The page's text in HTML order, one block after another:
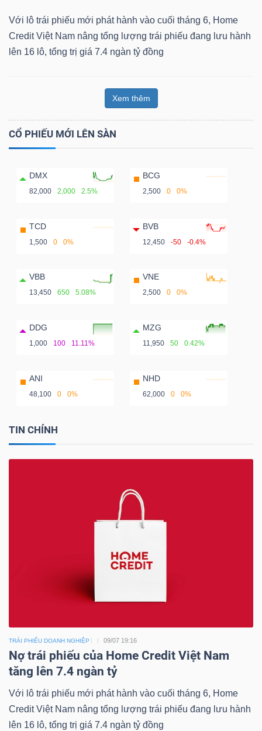
Với lô trái phiếu mới phát hành vào cuối tháng 6, Home
Credit Việt Nam nâng tổng lượng trái phiếu đang lưu hành
lên 16 lô, tổng trị giá 7.4 ngàn tỷ đồng
Xem thêm
CỔ PHIẾU MỚI LÊN SÀN
DMX
82,000 2,000 2.5%
BCG
2,500 0 0%
TCD
1,500 0 0%
BVB
12,450 -50 -0.4%
VBB
13,450 650 5.08%
VNE
2,500 0 0%
DDG
1,000 100 11.11%
MZG
11,950 50 0.42%
ANI
48,100 0 0%
NHD
62,000 0 0%
TIN CHÍNH
TRÁI PHIẾU DOANH NGHIỆP 09/07 19:16
Nợ trái phiếu của Home Credit Việt Nam
tăng lên 7.4 ngàn tỷ
Với lô trái phiếu mới phát hành vào cuối tháng 6, Home
Credit Việt Nam nâng tổng lượng trái phiếu đang lưu hành
lên 16 lô, tổng trị giá 7.4 ngàn tỷ đồng